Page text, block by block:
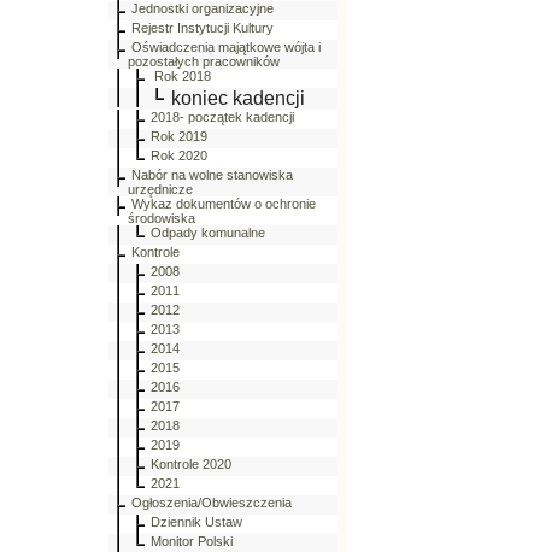
Jednostki organizacyjne
Rejestr Instytucji Kultury
Oświadczenia majątkowe wójta i
pozostałych pracowników
Rok 2018
koniec kadencji
2018- początek kadencji
Rok 2019
Rok 2020
Nabór na wolne stanowiska
urzędnicze
Wykaz dokumentów o ochronie
środowiska
Odpady komunalne
Kontrole
2008
2011
2012
2013
2014
2015
2016
2017
2018
2019
Kontrole 2020
2021
Ogłoszenia/Obwieszczenia
Dziennik Ustaw
Monitor Polski